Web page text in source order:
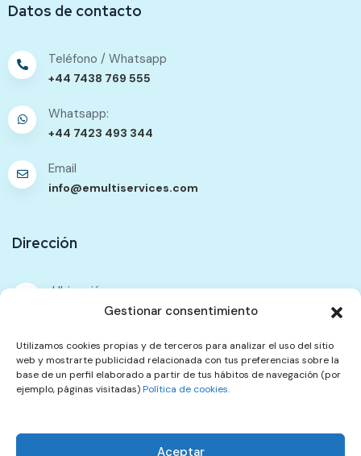
Gestionar consentimiento
Utilizamos cookies propias y de terceros para analizar el uso del sitio
web y mostrarte publicidad relacionada con tus preferencias sobre la
base de un perfil elaborado a partir de tus hábitos de navegación (por
ejemplo, páginas visitadas)Política de cookies.
Aceptar
Datos de contacto
Teléfono / Whatsapp
+44 7438 769 555
Whatsapp:
+44 7423 493 344
Email
info@emultiservices.com
Dirección
Ubicación
333 Walworth Road. Unit F. Elephant Passage. SE17
Contáctenos
Política de Contenidos Política de Privacidad